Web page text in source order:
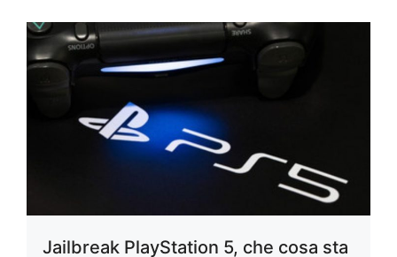
Jailbreak PlayStation 5, che cosa sta